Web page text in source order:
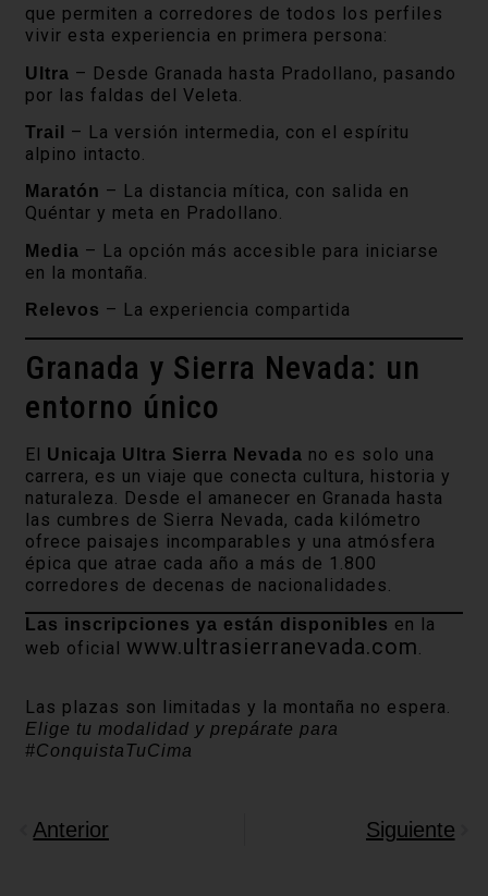
que permiten a corredores de todos los perfiles
vivir esta experiencia en primera persona:
Ultra – Desde Granada hasta Pradollano, pasando
por las faldas del Veleta.
Trail – La versión intermedia, con el espíritu
alpino intacto.
Maratón – La distancia mítica, con salida en
Quéntar y meta en Pradollano.
Media – La opción más accesible para iniciarse
en la montaña.
Relevos – La experiencia compartida
Granada y Sierra Nevada: un
entorno único
El Unicaja Ultra Sierra Nevada no es solo una
carrera, es un viaje que conecta cultura, historia y
naturaleza. Desde el amanecer en Granada hasta
las cumbres de Sierra Nevada, cada kilómetro
ofrece paisajes incomparables y una atmósfera
épica que atrae cada año a más de 1.800
corredores de decenas de nacionalidades.
Las inscripciones ya están disponibles en la
web oficial www.ultrasierranevada.com.
Las plazas son limitadas y la montaña no espera.
Elige tu modalidad y prepárate para
#ConquistaTuCima
Anterior Siguiente